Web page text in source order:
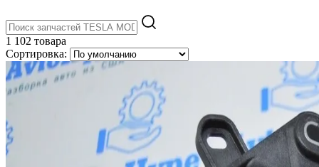
1 102 товара
Сортировка: